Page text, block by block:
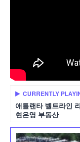
CURRENTLY
애틀랜타 벨트라인
현은영 부동산